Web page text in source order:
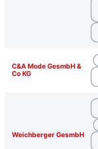
C&A Mode GesmbH &
Co KG
Weichberger GesmbH